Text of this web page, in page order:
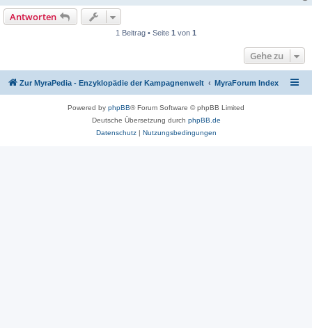
Antworten
1 Beitrag • Seite 1 von 1
Gehe zu
Zur MyraPedia - Enzyklopädie der Kampagnenwelt MyraForum Index
Powered by phpBB® Forum Software © phpBB Limited
Deutsche Übersetzung durch phpBB.de
Datenschutz| Nutzungsbedingungen